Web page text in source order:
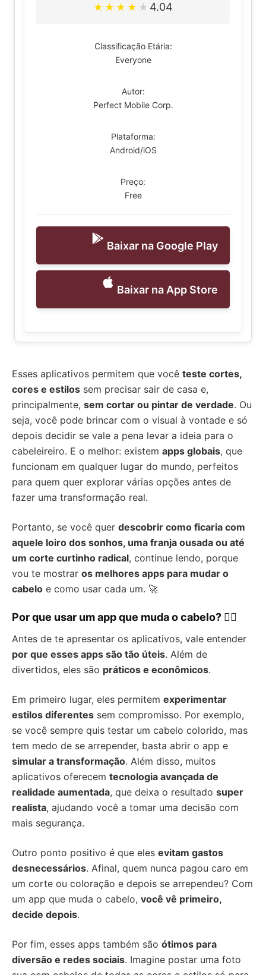
★ ★ ★ ★ ★ 4.04
Classificação Etária:
Everyone
Autor:
Perfect Mobile Corp.
Plataforma:
Android/iOS
Preço:
Free
Baixar na Google Play
Baixar na App Store
Esses aplicativos permitem que você teste cortes,
cores e estilos sem precisar sair de casa e,
principalmente, sem cortar ou pintar de verdade. Ou
seja, você pode brincar com o visual à vontade e só
depois decidir se vale a pena levar a ideia para o
cabeleireiro. E o melhor: existem apps globais, que
funcionam em qualquer lugar do mundo, perfeitos
para quem quer explorar várias opções antes de
fazer uma transformação real.
Portanto, se você quer descobrir como ficaria com
aquele loiro dos sonhos, uma franja ousada ou até
um corte curtinho radical, continue lendo, porque
vou te mostrar os melhores apps para mudar o
cabelo e como usar cada um. 🚀
Por que usar um app que muda o cabelo? 💇‍♀️
Antes de te apresentar os aplicativos, vale entender
por que esses apps são tão úteis. Além de
divertidos, eles são práticos e econômicos.
Em primeiro lugar, eles permitem experimentar
estilos diferentes sem compromisso. Por exemplo,
se você sempre quis testar um cabelo colorido, mas
tem medo de se arrepender, basta abrir o app e
simular a transformação. Além disso, muitos
aplicativos oferecem tecnologia avançada de
realidade aumentada, que deixa o resultado super
realista, ajudando você a tomar uma decisão com
mais segurança.
Outro ponto positivo é que eles evitam gastos
desnecessários. Afinal, quem nunca pagou caro em
um corte ou coloração e depois se arrependeu? Com
um app que muda o cabelo, você vê primeiro,
decide depois.
Por fim, esses apps também são ótimos para
diversão e redes sociais. Imagine postar uma foto